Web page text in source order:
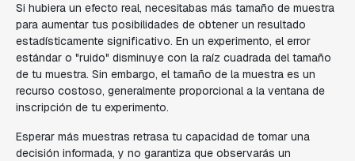
Si hubiera un efecto real, necesitabas más tamaño de muestra
para aumentar tus posibilidades de obtener un resultado
estadísticamente significativo. En un experimento, el error
estándar o "ruido" disminuye con la raíz cuadrada del tamaño
de tu muestra. Sin embargo, el tamaño de la muestra es un
recurso costoso, generalmente proporcional a la ventana de
inscripción de tu experimento.
Esperar más muestras retrasa tu capacidad de tomar una
decisión informada, y no garantiza que observarás un